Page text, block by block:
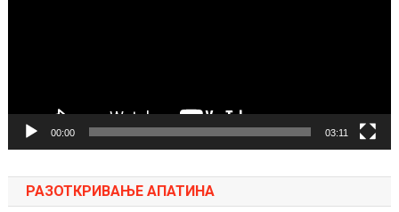
00:00 03:11
РАЗОТКРИВАЊЕ АПАТИНА